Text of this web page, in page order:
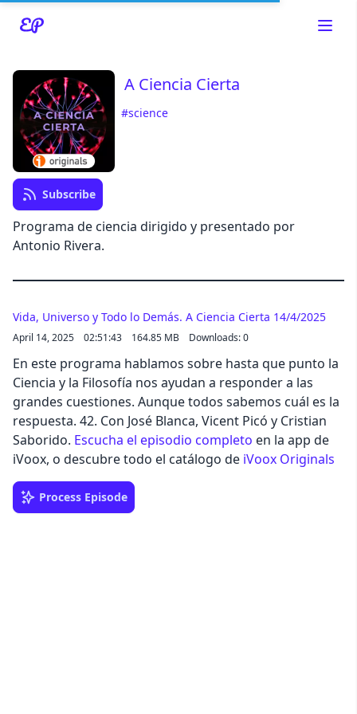
Read about our content policies
A Ciencia Cierta
#science
Subscribe
Programa de ciencia dirigido y presentado por
Antonio Rivera.
Cancel
Vida, Universo y Todo lo Demás. A Ciencia Cierta 14/4/2025
April 14, 2025 02:51:43 164.85 MB Downloads: 0
En este programa hablamos sobre hasta que punto la
Ciencia y la Filosofía nos ayudan a responder a las
grandes cuestiones. Aunque todos sabemos cuál es la
respuesta. 42. Con José Blanca, Vicent Picó y Cristian
Saborido. Escucha el episodio completo en la app de
iVoox, o descubre todo el catálogo de iVoox Originals
Process Episode